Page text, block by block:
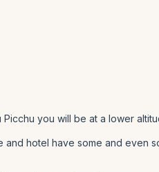
you will be at a lower
hotel have some and even